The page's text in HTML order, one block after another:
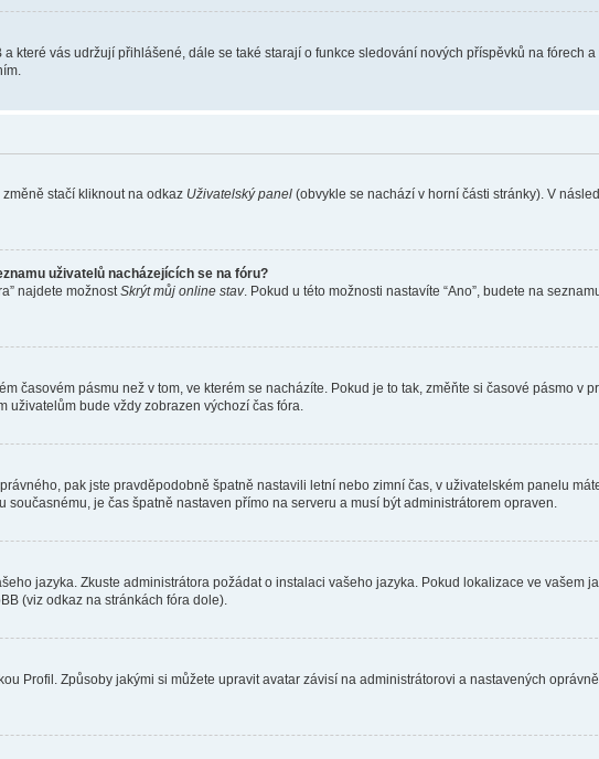
které vás udržují přihlášené, dále se také starají o funkce sledování nových příspěvků na fórech
stačí kliknout na odkaz Uživatelský panel (obvykle se nachází v horní části stránky). V
uživatelů nacházejících se na fóru?
najdete možnost Skrýt můj online stav. Pokud u této možnosti nastavíte “Ano”, budete na
časovém pásmu než v tom, ve kterém se nacházíte. Pokud je to tak, změňte si časové pásmo v
bude vždy zobrazen výchozí čas fóra.
pak jste pravděpodobně špatně nastavili letní nebo zimní čas, v uživatelském panelu
je čas špatně nastaven přímo na serveru a musí být administrátorem opraven.
jazyka. Zkuste administrátora požádat o instalaci vašeho jazyka. Pokud lokalizace ve vašem
(viz odkaz na stránkách fóra dole).
Profil. Způsoby jakými si můžete upravit avatar závisí na administrátorovi a nastavených